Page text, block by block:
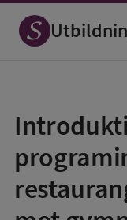
som
favorit